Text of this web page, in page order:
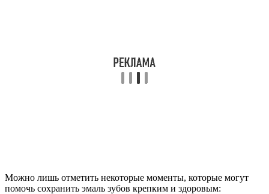
Можно лишь отметить некоторые моменты, которые могут
помочь сохранить эмаль зубов крепким и здоровым: